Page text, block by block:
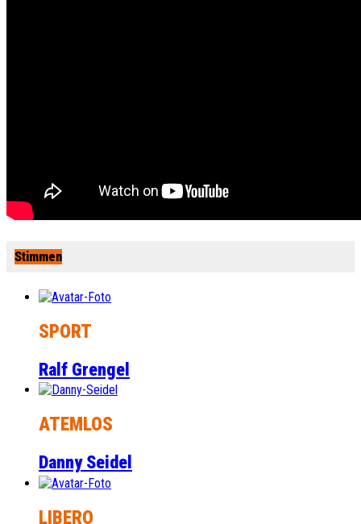
Stimmen
SPORT
Ralf Grengel
ATEMLOS
Danny Seidel
LIBERO